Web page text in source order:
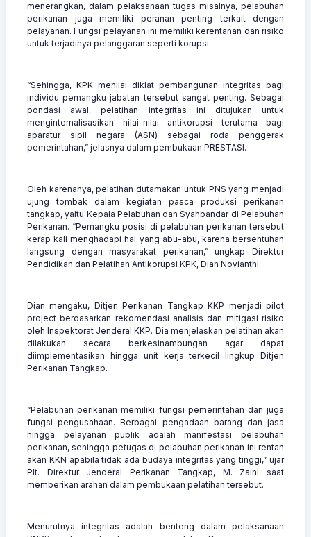
menerangkan, dalam pelaksanaan tugas misalnya, pelabuhan
perikanan juga memiliki peranan penting terkait dengan
pelayanan. Fungsi pelayanan ini memiliki kerentanan dan risiko
untuk terjadinya pelanggaran seperti korupsi.
“Sehingga, KPK menilai diklat pembangunan integritas bagi
individu pemangku jabatan tersebut sangat penting. Sebagai
pondasi awal, pelatihan integritas ini ditujukan untuk
menginternalisasikan nilai-nilai antikorupsi terutama bagi
aparatur sipil negara (ASN) sebagai roda penggerak
pemerintahan,” jelasnya dalam pembukaan PRESTASI.
Oleh karenanya, pelatihan dutamakan untuk PNS yang menjadi
ujung tombak dalam kegiatan pasca produksi perikanan
tangkap, yaitu Kepala Pelabuhan dan Syahbandar di Pelabuhan
Perikanan. “Pemangku posisi di pelabuhan perikanan tersebut
kerap kali menghadapi hal yang abu-abu, karena bersentuhan
langsung dengan masyarakat perikanan,” ungkap Direktur
Pendidikan dan Pelatihan Antikorupsi KPK, Dian Novianthi.
Dian mengaku, Ditjen Perikanan Tangkap KKP menjadi pilot
project berdasarkan rekomendasi analisis dan mitigasi risiko
oleh Inspektorat Jenderal KKP. Dia menjelaskan pelatihan akan
dilakukan secara berkesinambungan agar dapat
diimplementasikan hingga unit kerja terkecil lingkup Ditjen
Perikanan Tangkap.
“Pelabuhan perikanan memiliki fungsi pemerintahan dan juga
fungsi pengusahaan. Berbagai pengadaan barang dan jasa
hingga pelayanan publik adalah manifestasi pelabuhan
perikanan, sehingga petugas di pelabuhan perikanan ini rentan
akan KKN apabila tidak ada budaya integritas yang tinggi,” ujar
Plt. Direktur Jenderal Perikanan Tangkap, M. Zaini saat
memberikan arahan dalam pembukaan pelatihan tersebut.
Menurutnya integritas adalah benteng dalam pelaksanaan